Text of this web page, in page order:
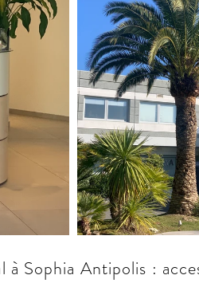
à Sophia Antipolis :